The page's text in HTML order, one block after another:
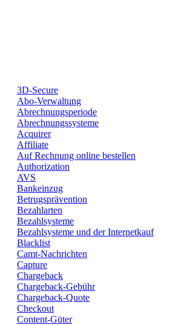
3D-Secure
Abo-Verwaltung
Abrechnungsperiode
Abrechnungssysteme
Acquirer
Affiliate
Auf Rechnung online bestellen
Authorization
AVS
Bankeinzug
Betrugsprävention
Bezahlarten
Bezahlsysteme
Bezahlsysteme und der Internetkauf
Blacklist
Camt-Nachrichten
Capture
Chargeback
Chargeback-Gebühr
Chargeback-Quote
Checkout
Content-Güter